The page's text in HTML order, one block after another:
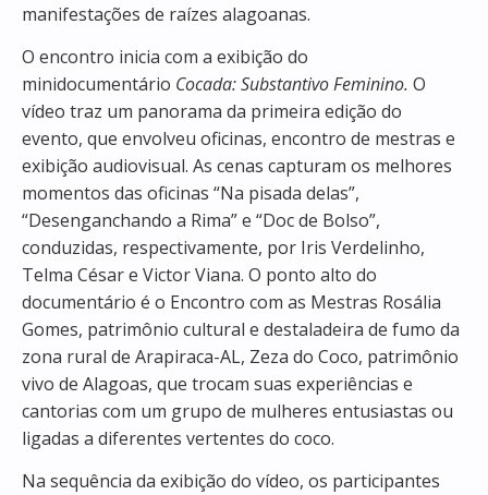
manifestações de raízes alagoanas.
O encontro inicia com a exibição do
minidocumentário Cocada: Substantivo Feminino. O
vídeo traz um panorama da primeira edição do
evento, que envolveu oficinas, encontro de mestras e
exibição audiovisual. As cenas capturam os melhores
momentos das oficinas “Na pisada delas”,
“Desenganchando a Rima” e “Doc de Bolso”,
conduzidas, respectivamente, por Iris Verdelinho,
Telma César e Victor Viana. O ponto alto do
documentário é o Encontro com as Mestras Rosália
Gomes, patrimônio cultural e destaladeira de fumo da
zona rural de Arapiraca-AL, Zeza do Coco, patrimônio
vivo de Alagoas, que trocam suas experiências e
cantorias com um grupo de mulheres entusiastas ou
ligadas a diferentes vertentes do coco.
Na sequência da exibição do vídeo, os participantes